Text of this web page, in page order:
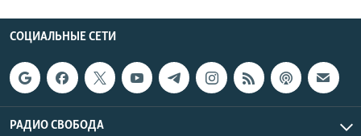
СОЦИАЛЬНЫЕ СЕТИ
РАДИО СВОБОДА